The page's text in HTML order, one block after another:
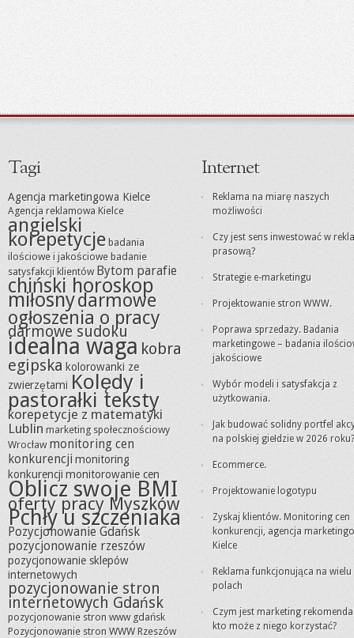
Tagi
Agencja marketingowa Kielce
Agencja reklamowa Kielce
angielski
korepetycje badania
ilościowe i jakościowe badanie
satysfakcji klientów Bytom parafie
chiński horoskop
miłosnydarmowe
ogłoszenia o pracy
darmowe sudoku
idealna waga kobra
egipska kolorowanki ze
zwierzętami Kolędy i
pastorałki teksty
korepetycje z matematyki
Lublin marketing społecznościowy
Wrocław monitoring cen
konkurencjimonitoring
konkurencjimonitorowanie cen
Oblicz swoje BMI
oferty pracy Myszków
Pchły u szczeniaka
Pozycjonowanie Gdańsk
pozycjonowanie rzeszów
pozycjonowanie sklepów
internetowych
pozycjonowanie stron
internetowych Gdańsk
pozycjonowanie stron www gdańsk
Pozycjonowanie stron WWW Rzeszów
Internet
Reklama na miarę naszych
możliwości
Czy jest sens inwestować w
prasową?
Strategie e-marketingu
Projektowanie stron WWW.
Poprawa sprzedaży. Badania
marketingowe – badania
jakościowe
Wybór modeli i satysfakcja z
użytkowania.
Jak budować solidny portfel
na polskiej giełdzie w 2026 roku?
Ecommerce.
Projektowanie logotypu
Zyskaj klientów. Monitoring cen
konkurencji, agencja
Kielce
Reklama funkcjonująca na wielu
polach
Czym jest marketing
kto może z niego korzystać?